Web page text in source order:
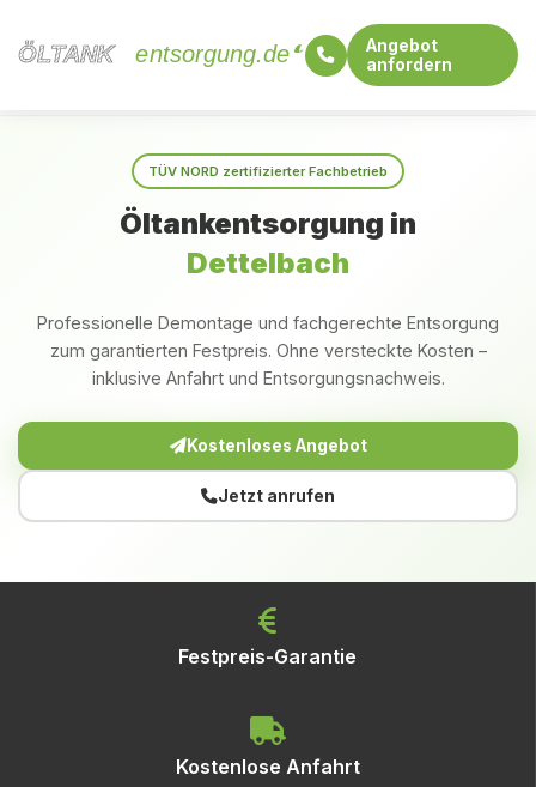
ÖLTANK
ÖLTANK entsorgung.de
Angebot
anfordern
TÜV NORD zertifizierter Fachbetrieb
Öltankentsorgung in
Dettelbach
Professionelle Demontage und fachgerechte Entsorgung
zum garantierten Festpreis. Ohne versteckte Kosten –
inklusive Anfahrt und Entsorgungsnachweis.
Kostenloses Angebot
Jetzt anrufen
Festpreis-Garantie
Kostenlose Anfahrt